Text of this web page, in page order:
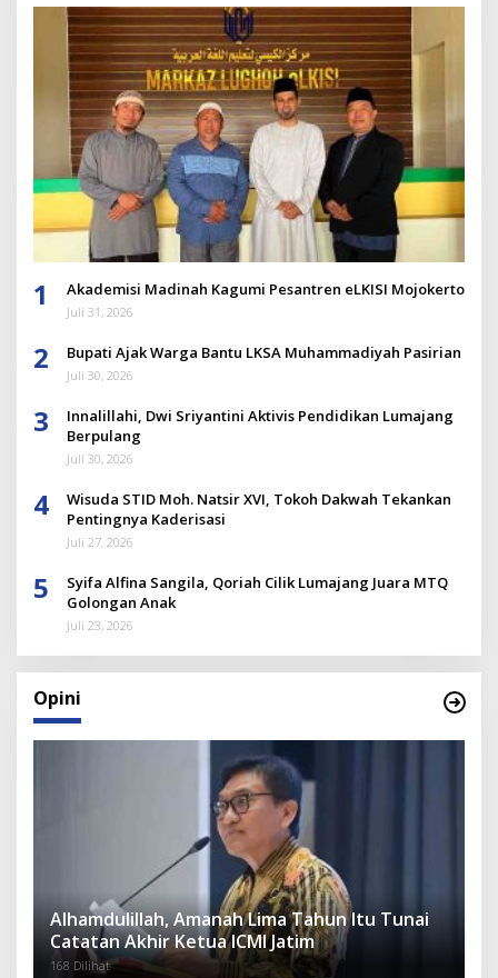
1 Akademisi Madinah Kagumi Pesantren eLKISI Mojokerto
Juli 31, 2026
2 Bupati Ajak Warga Bantu LKSA Muhammadiyah Pasirian
Juli 30, 2026
3
Innalillahi, Dwi Sriyantini Aktivis Pendidikan Lumajang
Berpulang
Juli 30, 2026
4
Wisuda STID Moh. Natsir XVI, Tokoh Dakwah Tekankan
Pentingnya Kaderisasi
Juli 27, 2026
5
Syifa Alfina Sangila, Qoriah Cilik Lumajang Juara MTQ
Golongan Anak
Juli 23, 2026
Opini
Alhamdulillah, Amanah Lima Tahun Itu Tunai
Catatan Akhir Ketua ICMI Jatim
168 Dilihat